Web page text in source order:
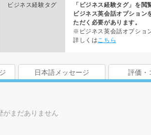
ビジネス経験タグ
「ビジネス経験タグ」を閲
ビジネス英会話オプション
ただく必要があります。
※ビジネス英会話オプショ
詳しくはこちら
日本語メッセージ 評価・
がまだありません